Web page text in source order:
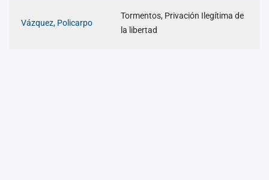
Vázquez, Policarpo
Tormentos, Privación Ilegítima de
la libertad